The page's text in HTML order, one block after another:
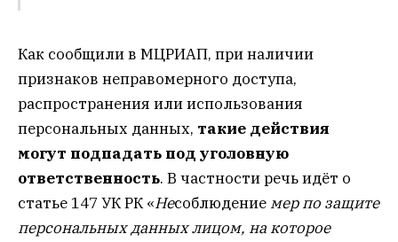
Как сообщили в МЦРИАП, при наличии
признаков неправомерного доступа,
распространения или использования
персональных данных, такие действия
могут подпадать под уголовную
ответственность. В частности речь идёт о
статье 147 УК РК «Несоблюдение мер по защите
персональных данных лицом, на которое